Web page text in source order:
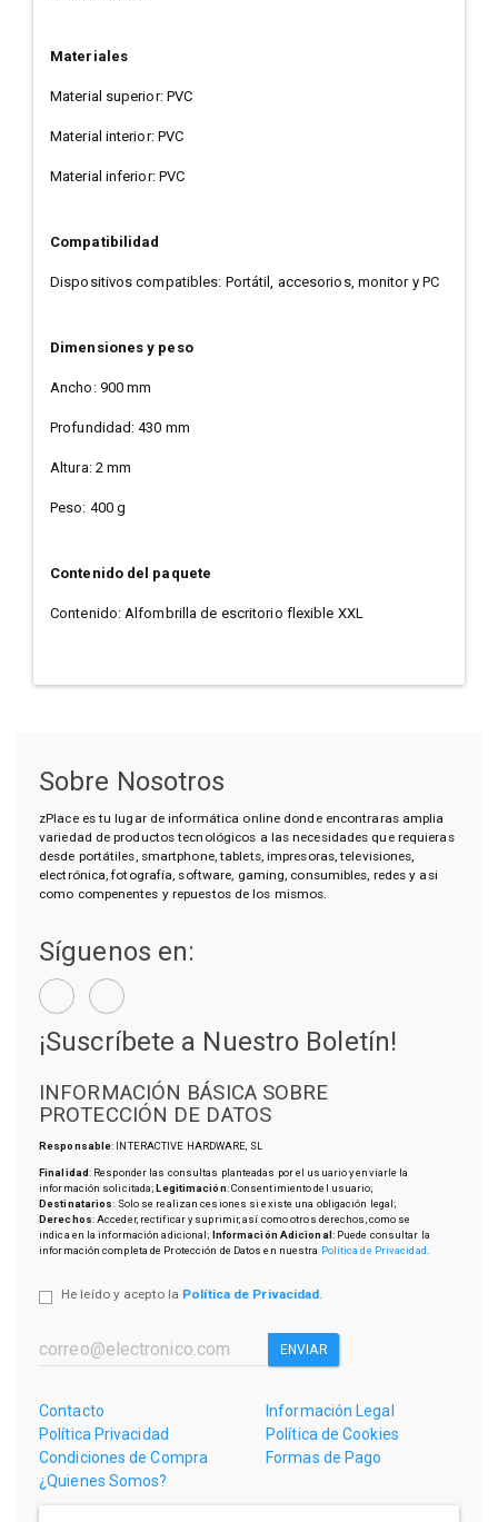
Materiales
Material superior: PVC
Material interior: PVC
Material inferior: PVC
Compatibilidad
Dispositivos compatibles: Portátil, accesorios, monitor y PC
Dimensiones y peso
Ancho: 900 mm
Profundidad: 430 mm
Altura: 2 mm
Peso: 400 g
Contenido del paquete
Contenido: Alfombrilla de escritorio flexible XXL
Sobre Nosotros
zPlace es tu lugar de informática online donde encontraras amplia
variedad de productos tecnológicos a las necesidades que requieras
desde portátiles, smartphone, tablets, impresoras, televisiones,
electrónica, fotografía, software, gaming, consumibles, redes y asi
como compenentes y repuestos de los mismos.
Síguenos en:
¡Suscríbete a Nuestro Boletín!
INFORMACIÓN BÁSICA SOBRE
PROTECCIÓN DE DATOS
Responsable: INTERACTIVE HARDWARE, SL
Finalidad: Responder las consultas planteadas por el usuario y enviarle la
información solicitada;Legitimación: Consentimiento del usuario;
Destinatarios: Solo se realizan cesiones si existe una obligación legal;
Derechos: Acceder, rectificar y suprimir, así como otros derechos, como se
indica en la información adicional; Información Adicional: Puede consultar la
información completa de Protección de Datos en nuestra Política de Privacidad
He leído y acepto la Política de Privacidad.
ENVIAR
Contacto
Información Legal
Política Privacidad
Política de Cookies
Condiciones de Compra
Formas de Pago
¿Quienes Somos?